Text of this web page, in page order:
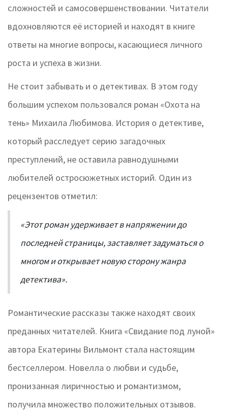
сложностей и самосовершенствовании. Читатели
вдохновляются её историей и находят в книге
ответы на многие вопросы, касающиеся личного
роста и успеха в жизни.
Не стоит забывать и о детективах. В этом году
большим успехом пользовался роман «Охота на
тень» Михаила Любимова. История о детективе,
который расследует серию загадочных
преступлений, не оставила равнодушными
любителей остросюжетных историй. Один из
рецензентов отметил:
«Этот роман удерживает в напряжении до
последней страницы, заставляет задуматься о
многом и открывает новую сторону жанра
детектива».
Романтические рассказы также находят своих
преданных читателей. Книга «Свидание под луной»
автора Екатерины Вильмонт стала настоящим
бестселлером. Новелла о любви и судьбе,
пронизанная лиричностью и романтизмом,
получила множество положительных отзывов.